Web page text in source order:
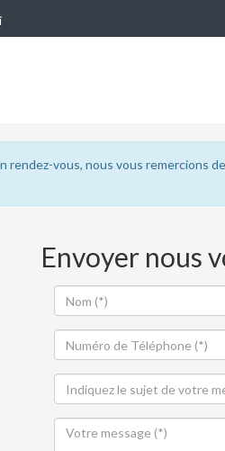
vous, nous vous remercions
Envoyer nous